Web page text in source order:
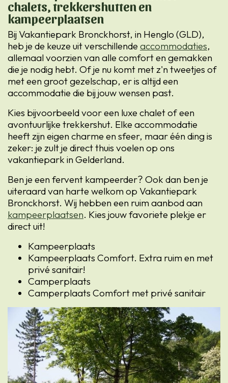
chalets, trekkershutten en
kampeerplaatsen
Bij Vakantiepark Bronckhorst, in Henglo (GLD),
heb je de keuze uit verschillende accommodaties,
allemaal voorzien van alle comfort en gemakken
die je nodig hebt. Of je nu komt met z'n tweetjes of
met een groot gezelschap, er is altijd een
accommodatie die bij jouw wensen past.
Kies bijvoorbeeld voor een luxe chalet of een
avontuurlijke trekkershut. Elke accommodatie
heeft zijn eigen charme en sfeer, maar één ding is
zeker: je zult je direct thuis voelen op ons
vakantiepark in Gelderland.
Ben je een fervent kampeerder? Ook dan ben je
uiteraard van harte welkom op Vakantiepark
Bronckhorst. Wij hebben een ruim aanbod aan
kampeerplaatsen. Kies jouw favoriete plekje er
direct uit!
Kampeerplaats
Kampeerplaats Comfort. Extra ruim en met
privé sanitair!
Camperplaats
Camperplaats Comfort met privé sanitair